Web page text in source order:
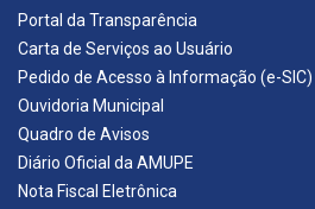
Portal da Transparência
Carta de Serviços ao Usuário
Pedido de Acesso à Informação (e-SIC)
Ouvidoria Municipal
Quadro de Avisos
Diário Oficial da AMUPE
Nota Fiscal Eletrônica